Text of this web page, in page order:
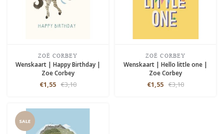
ZOË CORBEY
Wenskaart | Happy Birthday |
Zoe Corbey
€1,55 €3,10
ZOË CORBEY
Wenskaart | Hello little one |
Zoe Corbey
€1,55 €3,10
SALE